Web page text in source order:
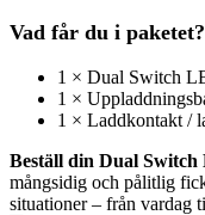
Vad får du i paketet?
1 × Dual Switch
1 ×
1 × Laddkontakt /
Beställ din Dual
mångsidig och pålitlig
situationer – från vardag